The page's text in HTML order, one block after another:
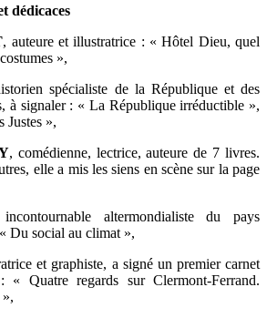
dédicaces
, auteure et illustratrice : « Hôtel Dieu, quel
»,
spécialiste de la République et des
à signaler : « La République irréductible »,
Justes »,
, comédienne, lectrice, auteure de 7 livres.
elle a mis les siens en scène sur la page
altermondialiste du pays
Du social au climat »,
et graphiste, a signé un premier carnet
« Quatre regards sur Clermont-Ferrand.